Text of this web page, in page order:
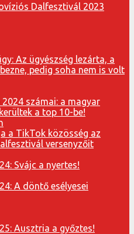
Dalfesztivál 2023
Az ügyészség lezárta, a
pedig soha nem is volt
számai: a magyar
a top 10-be!
a TikTok közösség az
versenyzőit
Svájc a nyertes!
A döntő esélyesei
Ausztria a győztes!